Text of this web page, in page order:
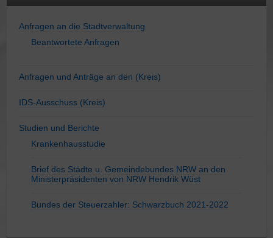
Anfragen an die Stadtverwaltung
Beantwortete Anfragen
Anfragen und Anträge an den (Kreis)
IDS-Ausschuss (Kreis)
Studien und Berichte
Krankenhausstudie
Brief des Städte u. Gemeindebundes NRW an den
Ministerpräsidenten von NRW Hendrik Wüst
Bundes der Steuerzahler: Schwarzbuch 2021-2022